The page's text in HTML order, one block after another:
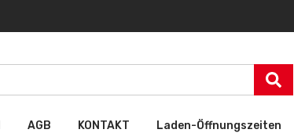
AGB KONTAKT Laden-Öffnungszeiten